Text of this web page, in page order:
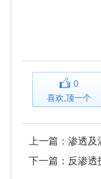
0
喜欢,顶一个
上一篇： 渗透及
下一篇： 反渗透